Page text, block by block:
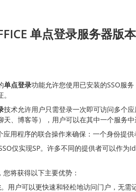
单点登录服务器版
单点登录功能允许您使用已安装的SSO服务
技术允许用户只需登录一次即可访问多个
天、博客等），用户可以在其中一个服务
应用程序的联合操作来确保：一个身份提供
仅实现SP。许多不同的提供者可以作
您将获得以下主要优势：
。用户可以更快速和轻松地访问门户，无需